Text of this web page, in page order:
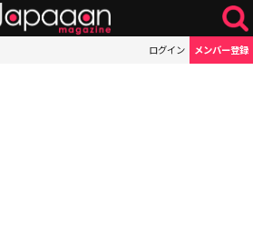
ログイン メンバー登録